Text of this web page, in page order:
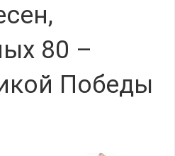
80 –
Победы